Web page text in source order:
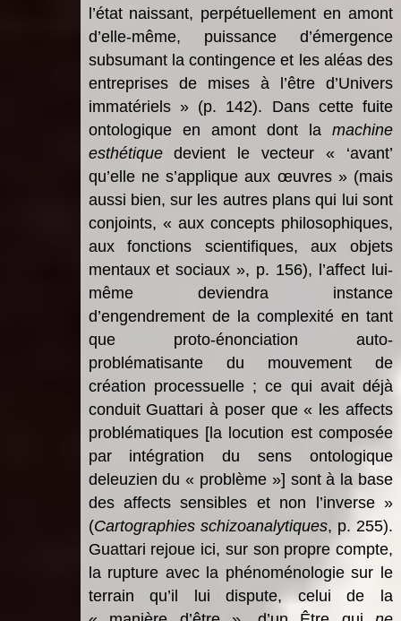
l’état naissant, perpétuellement en amont
d’elle-même, puissance d’émergence
subsumant la contingence et les aléas des
entreprises de mises à l’être d’Univers
immatériels » (p. 142). Dans cette fuite
ontologique en amont dont lamachine
esthétiquedevient le vecteur « ‘avant’
qu’elle ne s’applique aux œuvres » (mais
aussi bien, sur les autres plans qui lui sont
conjoints, « aux concepts philosophiques,
aux fonctions scientifiques, aux objets
mentaux et sociaux », p. 156), l’affect lui-
même deviendra instance
d’engendrement de la complexité en tant
que proto-énonciation auto-
problématisante du mouvement de
création processuelle ; ce qui avait déjà
conduit Guattari à poser que « les affects
problématiques [la locution est composée
par intégration du sens ontologique
deleuzien du « problème »] sont à la base
des affects sensibles et non l’inverse »
(Cartographies schizoanalytiques, p. 255).
Guattari rejoue ici, sur son propre compte,
la rupture avec la phénoménologie sur le
terrain qu’il lui dispute, celui de la